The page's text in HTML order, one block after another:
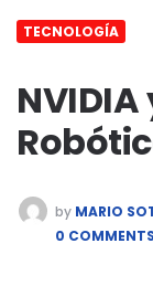
TECNOLOGÍA
POSTED
BY
by MARIO
0 COMMENTS